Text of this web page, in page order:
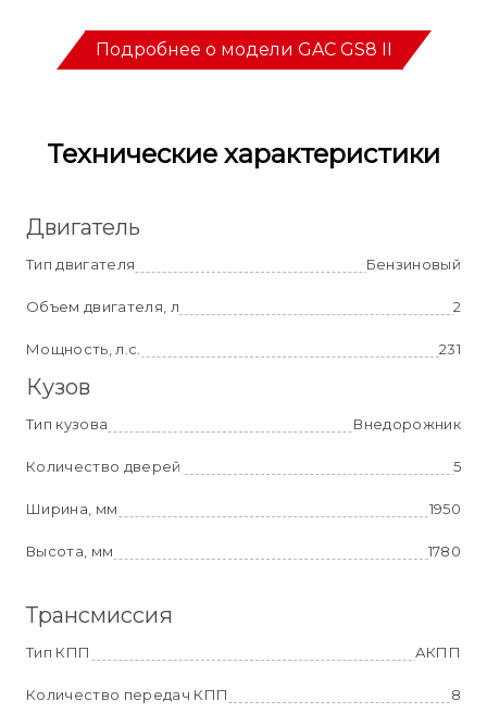
Подробнее о модели GAC GS8 II
Технические характеристики
Двигатель
Тип двигателя Бензиновый
Объем двигателя, л 2
Мощность, л.с. 231
Кузов
Тип кузова Внедорожник
Количество дверей 5
Ширина, мм 1950
Высота, мм 1780
Трансмиссия
Тип КПП АКПП
Количество передач КПП 8